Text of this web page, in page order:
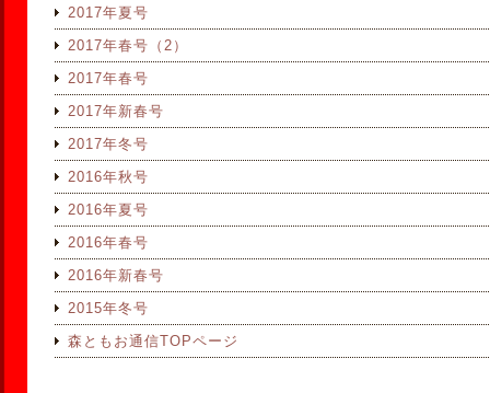
2017年夏号
2017年春号（2）
2017年春号
2017年新春号
2017年冬号
2016年秋号
2016年夏号
2016年春号
2016年新春号
2015年冬号
森ともお通信TOPページ